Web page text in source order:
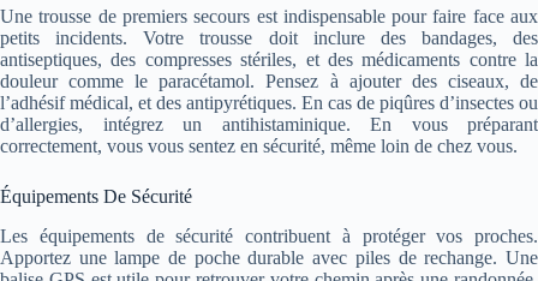
Une trousse de premiers secours est indispensable pour faire face aux
petits incidents. Votre trousse doit inclure des bandages, des
antiseptiques, des compresses stériles, et des médicaments contre la
douleur comme le paracétamol. Pensez à ajouter des ciseaux, de
l’adhésif médical, et des antipyrétiques. En cas de piqûres d’insectes ou
d’allergies, intégrez un antihistaminique. En vous préparant
correctement, vous vous sentez en sécurité, même loin de chez vous.
Équipements De Sécurité
Les équipements de sécurité contribuent à protéger vos proches.
Apportez une lampe de poche durable avec piles de rechange. Une